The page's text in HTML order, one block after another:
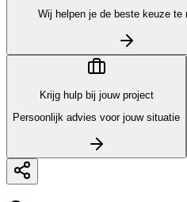
Wij helpen je de beste keuze te
Krijg hulp bij jouw project
Persoonlijk advies voor jouw situatie